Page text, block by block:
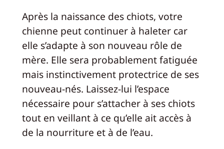
Après la naissance des chiots, votre
chienne peut continuer à haleter car
elle s’adapte à son nouveau rôle de
mère. Elle sera probablement fatiguée
mais instinctivement protectrice de ses
nouveau-nés. Laissez-lui l’espace
nécessaire pour s’attacher à ses chiots
tout en veillant à ce qu’elle ait accès à
de la nourriture et à de l’eau.